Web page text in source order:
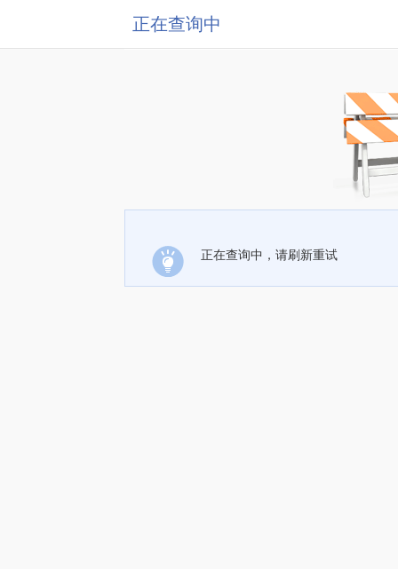
正在查询中
正在查询中，请刷新重试